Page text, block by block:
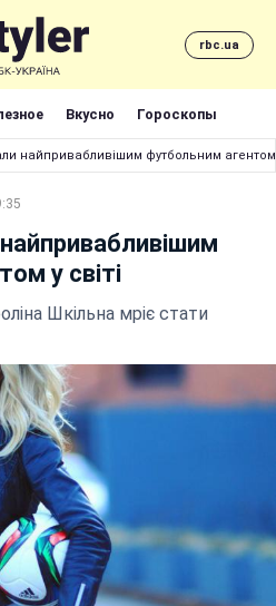
rbc.ua
Вкусно Гороскопы
найпривабливішим футбольним агентом
у світі
Шкільна мріє стати